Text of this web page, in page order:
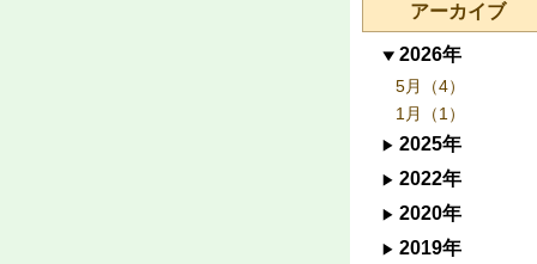
アーカイブ
2026年
5月（4）
1月（1）
2025年
2022年
2020年
2019年